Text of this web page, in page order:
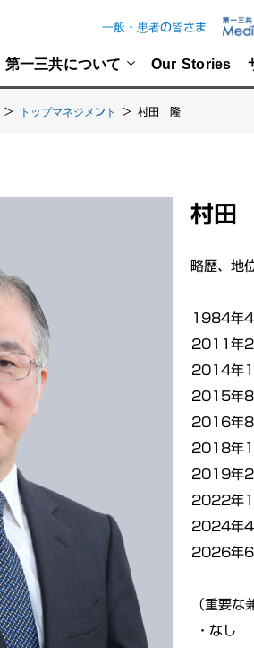
一般・患者の皆さま
第一三共について Our Stories
> トップマネジメント > 村田 隆
村田
略歴、地
1984
2011年2
2014年1
2015年8
2016年8
2018年1
2019年2
2022年1
2024年4
2026年6
（重要な
・なし